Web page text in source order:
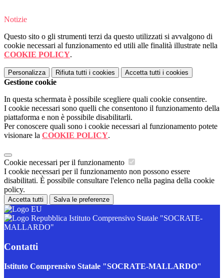
Notizie
Questo sito o gli strumenti terzi da questo utilizzati si avvalgono di
cookie necessari al funzionamento ed utili alle finalità illustrate nella
COOKIE POLICY.
Personalizza Rifiuta tutti i cookies Accetta tutti i cookies
Gestione cookie
In questa schermata è possibile scegliere quali cookie consentire.
I cookie necessari sono quelli che consentono il funzionamento della
piattaforma e non è possibile disabilitarli.
Per conoscere quali sono i cookie necessari al funzionamento potete
visionare la COOKIE POLICY.
Cookie necessari per il funzionamento
I cookie necessari per il funzionamento non possono essere
disabilitati. È possibile consultare l'elenco nella pagina della cookie
policy.
Accetta tutti Salva le preferenze
Istituto Comprensivo Statale "SOCRATE-
MALLARDO"
Contatti
Istituto Comprensivo Statale "SOCRATE-MALLARDO"